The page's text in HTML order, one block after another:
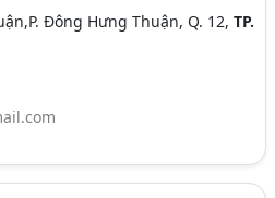
Đông Hưng Thuận, Q. 12,TP.